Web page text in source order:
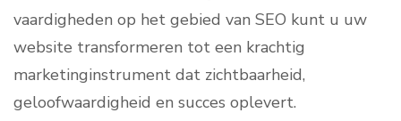
vaardigheden op het gebied van SEO kunt u uw
website transformeren tot een krachtig
marketinginstrument dat zichtbaarheid,
geloofwaardigheid en succes oplevert.